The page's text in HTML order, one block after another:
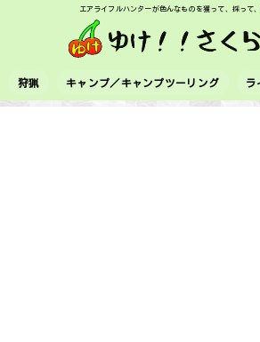
エアライフルハンターが色んなものを獲って、採って
狩猟 キャンプ／キャンプツーリング ラ